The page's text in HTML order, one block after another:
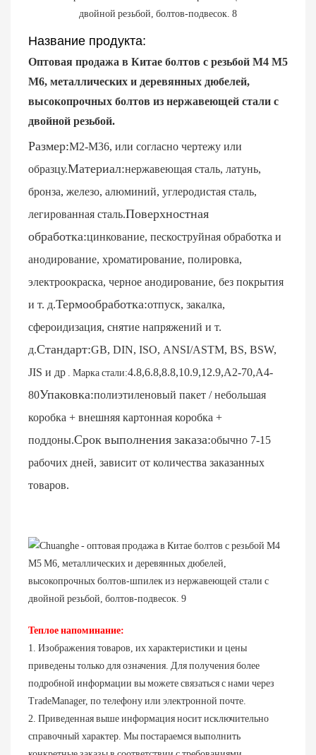
Название продукта:
Оптовая продажа в Китае болтов с резьбой M4 M5
M6, металлических и деревянных дюбелей,
высокопрочных болтов из нержавеющей стали с
двойной резьбой.
Размер:M2-M36, или согласно чертежу или
образцу.Материал:нержавеющая сталь, латунь,
бронза, железо, алюминий, углеродистая сталь,
легированная сталь.Поверхностная
обработка:цинкование, пескоструйная обработка и
анодирование, хроматирование, полировка,
электроокраска, черное анодирование, без покрытия
и т. д.Термообработка:отпуск, закалка,
сфероидизация, снятие напряжений и т.
д.Стандарт:GB, DIN, ISO, ANSI/ASTM, BS, BSW,
JIS и др . Марка стали:4.8,6.8,8.8,10.9,12.9,A2-70,A4-
80Упаковка:полиэтиленовый пакет / небольшая
коробка + внешняя картонная коробка +
поддоны.Срок выполнения заказа:обычно 7-15
рабочих дней, зависит от количества заказанных
товаров.
Теплое напоминание:
1. Изображения товаров, их характеристики и цены
приведены только для означения. Для получения более
подробной информации вы можете связаться с нами через
TradeManager, по телефону или электронной почте.
2. Приведенная выше информация носит исключительно
справочный характер. Мы постараемся выполнить